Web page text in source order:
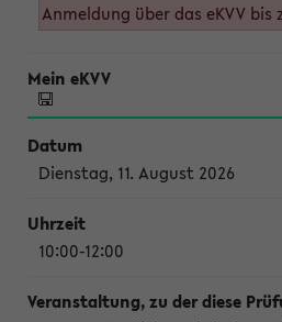
Anmeldung über das eKVV bis
Dienstag, 11. August 2026
10:00-12:00